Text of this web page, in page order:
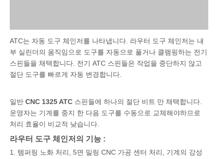
ATC는 자동 도구 체인저를 나타냅니다. 라우터 도구 체인저는 내
부 실린더의 움직임으로 도구를 자동으로 풀거나 클램핑하는 전기
스핀들을 채택합니다. 전기 ATC 스핀들은 작업을 중단하지 않고
절단 도구를 빠르게 자동 변경합니다.
일반 CNC 1325 ATC 스핀들에 하나의 절단 비트 만 채택합니다.
운영자는 기계를 중지 한 다음 도구를 수동으로 교체해야하므로
처리 효율이 비교적 낮습니다.
라우터 도구 체인저의 기능 :
1. 템퍼링 노화 처리, 5면 밀링 CNC 가공 센터 처리, 기계의 강성